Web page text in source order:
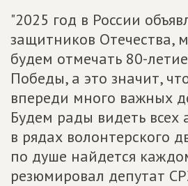
"2025 год в России
защитников Отечества,
будем отмечать 80-
Победы, а это значит,
впереди много важных
Будем рады видеть всех
в рядах волонтерского
по душе найдется
резюмировал депутат